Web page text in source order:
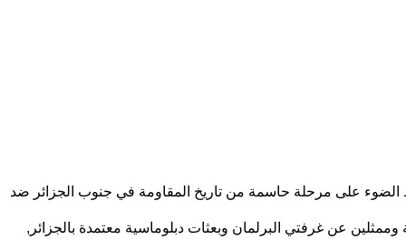
الضوء على مرحلة حاسمة من تاريخ المقاومة في جنوب الجزائر ضد
عن غرفتي البرلمان وبعثات دبلوماسية معتمدة بالجزائر,